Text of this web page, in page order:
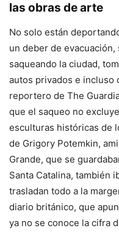
las obras de arte
No solo están
un deber de
saqueando la ciudad,
autos privados e incluso
reportero de The
que el saqueo no
esculturas históricas de
de Grigory Potemkin,
Grande, que se
Santa Catalina, también
trasladan todo a la
diario británico, que
ya no se conoce la cifra